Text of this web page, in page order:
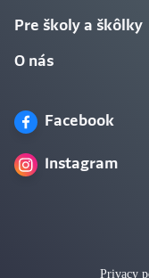
Pre školy a škôlky
O nás
Facebook
Instagram
Privacy